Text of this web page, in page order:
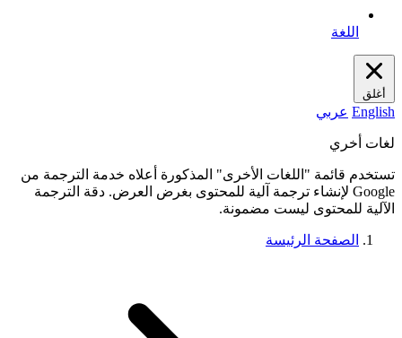
اللغة
أغلق
English عربي
لغات أخري
تستخدم قائمة "اللغات الأخرى" المذكورة أعلاه خدمة الترجمة من
Google لإنشاء ترجمة آلية للمحتوى بغرض العرض. دقة الترجمة
الآلية للمحتوى ليست مضمونة.
الصفحة الرئيسة